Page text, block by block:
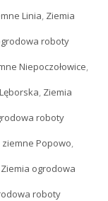
Linia, Ziemia
roboty
Niepoczołowice,
, Ziemia
roboty
Popowo,
Ziemia ogrodowa
roboty